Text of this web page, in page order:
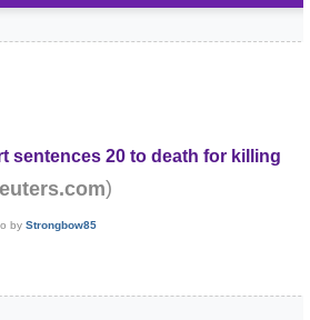
sentences 20 to death for killing
)
byStrongbow85